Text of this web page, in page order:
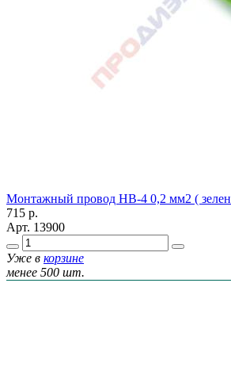
Монтажный провод НВ-4 0,2 мм2 (
715 р.
Арт. 13900
Уже в корзине
менее 500 шт.